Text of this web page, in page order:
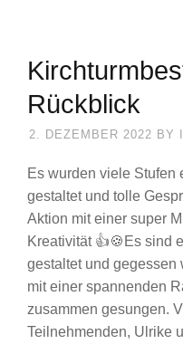
Rückblick
2. DEZEMBER 2022 BY
Es wurden viele Stufen
gestaltet und tolle
Aktion mit einer super
Kreativität 👍🍪Es sind
gestaltet und gegessen
mit einer spannenden
zusammen gesungen.
Teilnehmenden, Ulrike